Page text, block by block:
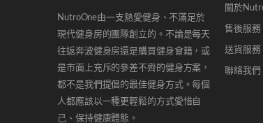
NutroOne由一支熱愛健身、不滿足於
現代健身房的團隊創立的。不論是每天
往返奔波健身房還是購買健身會籍，或
是市面上充斥的參差不齊的健身方案，
都不是我們提倡的最佳健身方式。每個
人都應該以一種更輕鬆的方式愛惜自
己、保持健康體態。
關於
售後服務
送貨服務
聯絡我們